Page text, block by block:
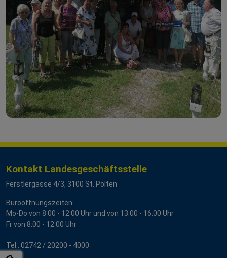
Kontakt Landesgeschäftsstelle
Ferstlergasse 4/3, 3100 St. Pölten
Büroöffnungszeiten:
Mo-Do von 8:00 - 12:00 Uhr und von 13:00 - 16:00 Uhr
Fr von 8:00 - 12:00 Uhr
Tel.: 02742 / 20200 - 4000